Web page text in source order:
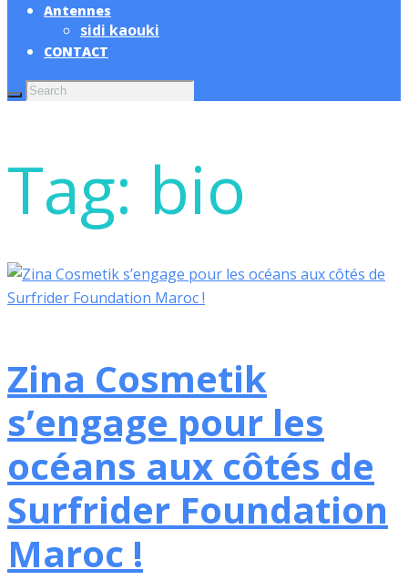
Antennes
sidi kaouki
CONTACT
Tag: bio
Zina Cosmetik
s’engage pour les
océans aux côtés de
Surfrider Foundation
Maroc !